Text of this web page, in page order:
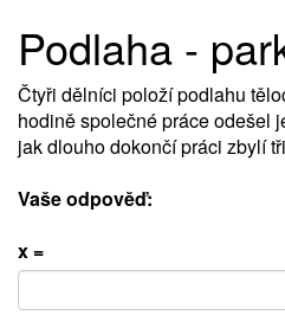
Podlaha -
Čtyři dělníci položí podlahu
hodině společné práce odešel
jak dlouho dokončí práci zbylí
Vaše odpověď:
x =